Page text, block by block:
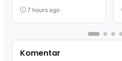
Berkualitas
7 hours ago
Komentar